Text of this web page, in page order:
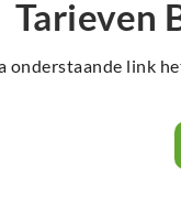
Tarieven
onderstaande link